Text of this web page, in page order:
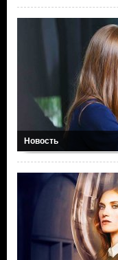
Новость